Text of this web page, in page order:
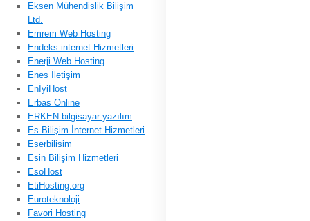
Eksen Mühendislik Bilişim
Ltd.
Emrem Web Hosting
Endeks internet Hizmetleri
Enerji Web Hosting
Enes İletişim
EnİyiHost
Erbas Online
ERKEN bilgisayar yazılım
Es-Bilişim İnternet Hizmetleri
Eserbilisim
Esin Bilişim Hizmetleri
EsoHost
EtiHosting.org
Euroteknoloji
Favori Hosting